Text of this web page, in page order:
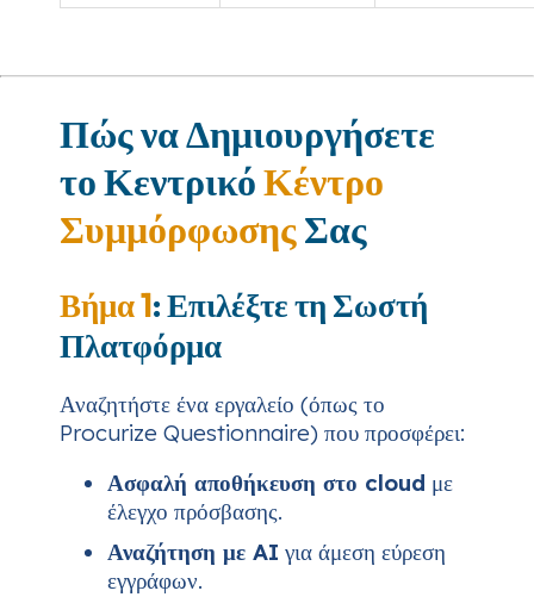
Πώς να Δημιουργήσετε
το ΚεντρικόΚέντρο
ΣυμμόρφωσηςΣας
Βήμα 1: Επιλέξτε τη Σωστή
Πλατφόρμα
Αναζητήστε ένα εργαλείο (όπως το
Procurize Questionnaire) που προσφέρει:
Ασφαλή αποθήκευση στο cloud με
έλεγχο πρόσβασης.
Αναζήτηση με AI για άμεση εύρεση
εγγράφων.